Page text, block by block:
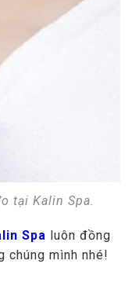
tại Kalin Spa.
Spa luôn đồng
chúng mình nhé!